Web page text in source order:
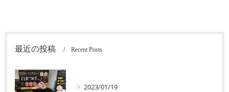
最近の投稿 Recent Posts
2023/01/19